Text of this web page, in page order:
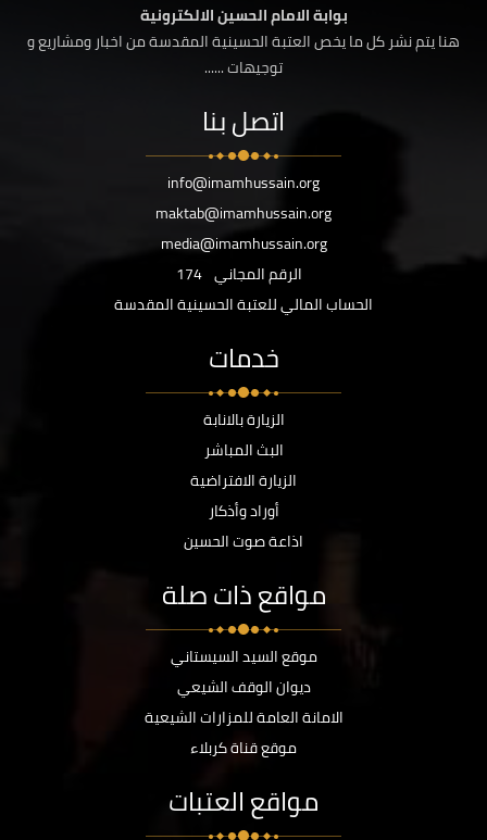
بوابة الامام الحسين الالكترونية
هنا يتم نشر كل ما يخص العتبة الحسينية المقدسة من اخبار ومشاريع و
توجيهات ......
اتصل بنا
info@imamhussain.org
maktab@imamhussain.org
media@imamhussain.org
الرقم المجاني 174
الحساب المالي للعتبة الحسينية المقدسة
خدمات
الزيارة بالانابة
البث المباشر
الزيارة الافتراضية
أوراد وأذكار
اذاعة صوت الحسين
مواقع ذات صلة
موقع السيد السيستاني
ديوان الوقف الشيعي
الامانة العامة للمزارات الشيعية
موقع قناة كربلاء
مواقع العتبات